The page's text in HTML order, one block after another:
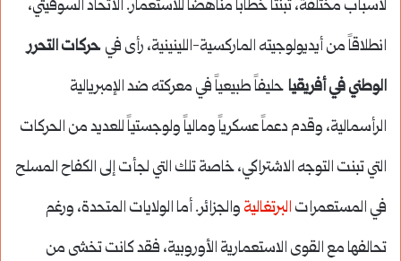
لأسباب مختلفة، تبنتا خطاباً مناهضاً للاستعمار. الاتحاد السوفيتي،
انطلاقاً من أيديولوجيته الماركسية-اللينينية، رأى فيحركات التحرر
الوطني في أفريقيا حليفاً طبيعياً في معركته ضد الإمبريالية
الرأسمالية، وقدم دعماً عسكرياً ومالياً ولوجستياً للعديد من الحركات
التي تبنت التوجه الاشتراكي، خاصة تلك التي لجأت إلى الكفاح المسلح
في المستعمرات البرتغالية والجزائر. أما الولايات المتحدة، ورغم
تحالفها مع القوى الاستعمارية الأوروبية، فقد كانت تخشى من